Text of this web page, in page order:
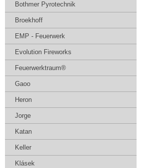
Bothmer Pyrotechnik
Broekhoff
EMP - Feuerwerk
Evolution Fireworks
Feuerwerktraum®
Gaoo
Heron
Jorge
Katan
Keller
Klásek